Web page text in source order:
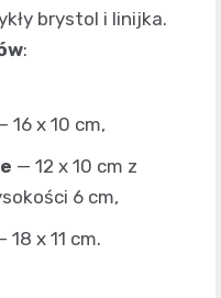
brystol i linijka.
:
16 x 10 cm,
— 12 x 10 cm z
6 cm,
18 x 11 cm.